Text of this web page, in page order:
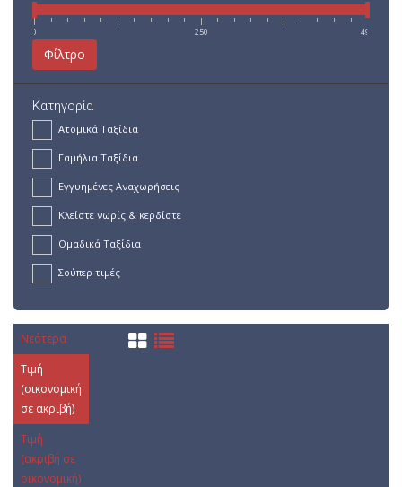
0 250 499
Φίλτρο
Κατηγορία
Ατομικά Ταξίδια
Γαμήλια Ταξίδια
Εγγυημένες Αναχωρήσεις
Κλείστε νωρίς & κερδίστε
Ομαδικά Ταξίδια
Σούπερ τιμές
Νεότερα
Τιμή
(οικονομική
σε ακριβή)
Τιμή
(ακριβή σε
οικονομική)